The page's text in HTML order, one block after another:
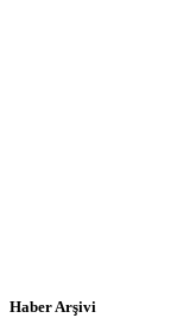
Haber Arşivi